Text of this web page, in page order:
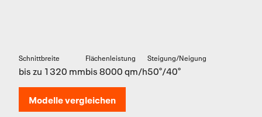
Schnittbreite
bis zu 1320 mm
Flächenleistung
bis 8000 qm/h
Steigung/Neigung
50°/40°
Modelle vergleichen